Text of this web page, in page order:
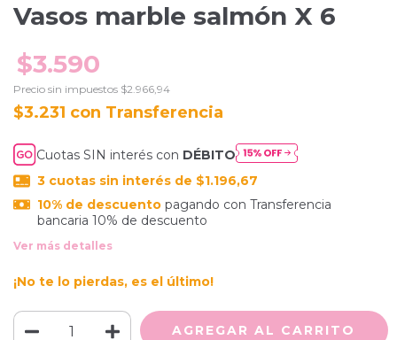
Vasos marble salmón X 6
$3.590
Precio sin impuestos $2.966,94
$3.231 con
Cuotas SIN interés con DÉBITO
3 cuotas sin interés de $1.196,67
10% de descuentopagando con Transferencia
bancaria 10% de descuento
Ver más detalles
¡No te lo pierdas, es el último!